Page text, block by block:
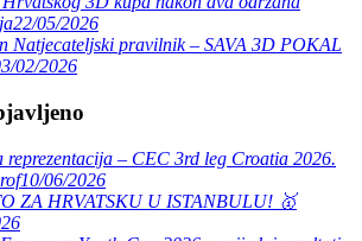
22/05/2026
Natjecateljski pravilnik – SAVA 3D POKAL
02/2026
reprezentacija – CEC 3rd leg Croatia 2026.
10/06/2026
ZA HRVATSKU U ISTANBULU! 🥇